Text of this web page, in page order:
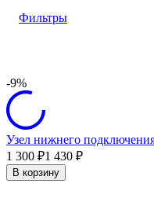
Фильтры
-9%
Узел нижнего
1 300 ₽1 430 ₽
В корзину